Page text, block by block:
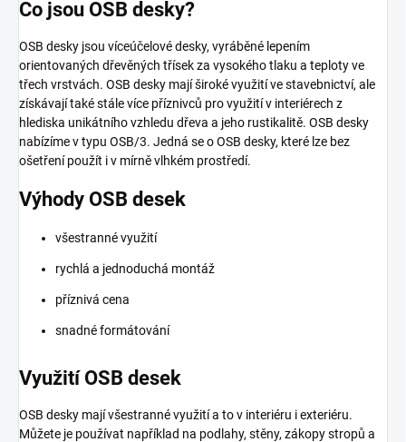
Co jsou OSB desky?
OSB desky jsou víceúčelové desky, vyráběné lepením
orientovaných dřevěných třísek za vysokého tlaku a teploty ve
třech vrstvách. OSB desky mají široké využití ve stavebnictví, ale
získávají také stále více příznivců pro využití v interiérech z
hlediska unikátního vzhledu dřeva a jeho rustikalitě. OSB desky
nabízíme v typu OSB/3. Jedná se o OSB desky, které lze bez
ošetření použít i v mírně vlhkém prostředí.
Výhody OSB desek
všestranné využití
rychlá a jednoduchá montáž
příznivá cena
snadné formátování
Využití OSB desek
OSB desky mají všestranné využití a to v interiéru i exteriéru.
Můžete je používat například na podlahy, stěny, zákopy stropů a